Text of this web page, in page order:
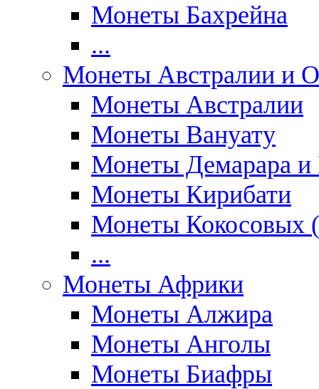
Монеты Бахрейна
...
Монеты Австралии и
Монеты Австралии
Монеты Вануату
Монеты Демарара и
Монеты Кирибати
Монеты Кокосовых
...
Монеты Африки
Монеты Алжира
Монеты Анголы
Монеты Биафры